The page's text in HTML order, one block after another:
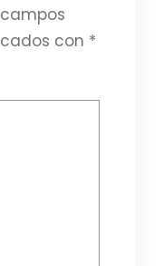
campos
con *